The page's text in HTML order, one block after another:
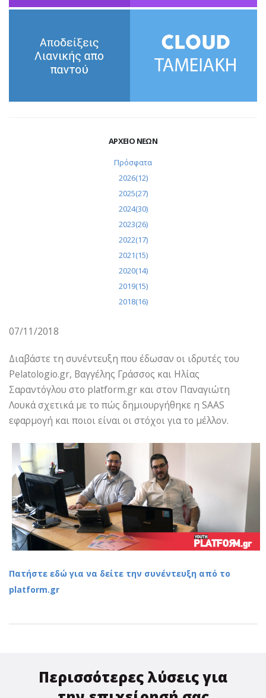
ΑΡΧΕΙΟ ΝΕΩΝ
Πρόσφατα
2026(12)
2025(27)
2024(30)
2023(26)
2022(17)
2021(15)
2020(14)
2019(15)
2018(16)
07/11/2018
Διαβάστε τη συνέντευξη που έδωσαν οι ιδρυτές του
Pelatologio.gr, Βαγγέλης Γράσσος και Ηλίας
Σαραντόγλου στο platform.gr και στον Παναγιώτη
Λουκά σχετικά με το πώς δημιουργήθηκε η SAAS
εφαρμογή και ποιοι είναι οι στόχοι για το μέλλον.
Πατήστε εδώ για να δείτε την συνέντευξη από το
platform.gr
Περισσότερες λύσεις για